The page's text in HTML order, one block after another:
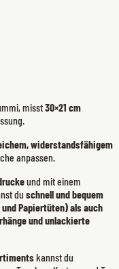
misst30×21 cm
widerstandsfähigem
anpassen.
und mit einem
du schnell und bequem
Papiertüten) als auch
und unlackierte
kannst du